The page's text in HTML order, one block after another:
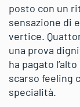
posto con un
sensazione di
vertice.
una prova
ha pagato
scarso feeling
specialità.